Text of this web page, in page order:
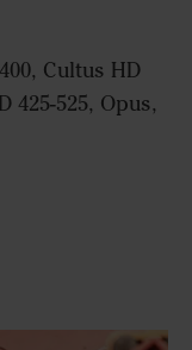
Cultus HD
425-525, Opus,